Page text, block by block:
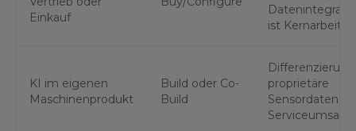
Einkauf
ist Kernarbeit
KI im eigenen
Maschinenprodukt
Build oder Co-
Build
proprietäre
Sensordaten,
Serviceumsatz